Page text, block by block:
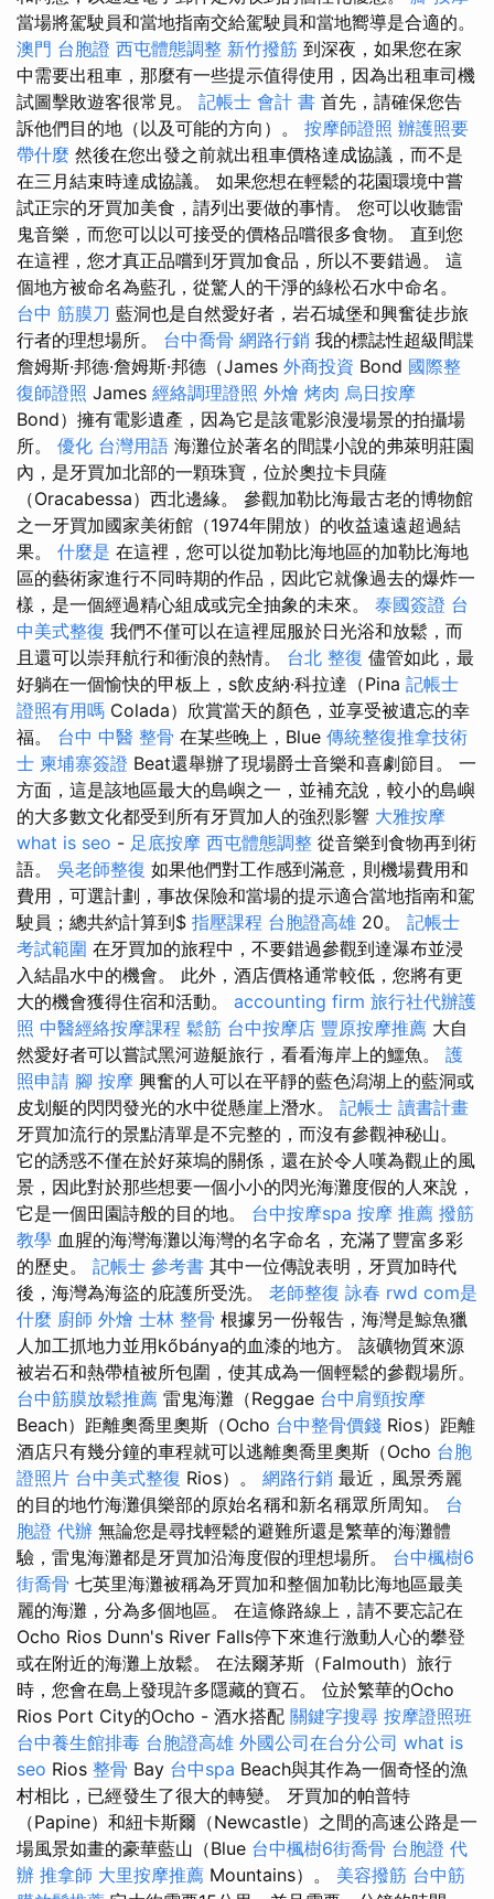
當場將駕駛員和當地指南交給駕駛員和當地嚮導是合適的。
澳門 台胞證 西屯體態調整 新竹撥筋 到深夜，如果您在家
中需要出租車，那麼有一些提示值得使用，因為出租車司機
試圖擊敗遊客很常見。 記帳士 會計 書 首先，請確保您告
訴他們目的地（以及可能的方向）。 按摩師證照 辦護照要
帶什麼 然後在您出發之前就出租車價格達成協議，而不是
在三月結束時達成協議。 如果您想在輕鬆的花園環境中嘗
試正宗的牙買加美食，請列出要做的事情。 您可以收聽雷
鬼音樂，而您可以以可接受的價格品嚐很多食物。 直到您
在這裡，您才真正品嚐到牙買加食品，所以不要錯過。 這
個地方被命名為藍孔，從驚人的干淨的綠松石水中命名。
台中 筋膜刀 藍洞也是自然愛好者，岩石城堡和興奮徒步旅
行者的理想場所。 台中喬骨 網路行銷 我的標誌性超級間諜
詹姆斯·邦德·詹姆斯·邦德（James 外商投資 Bond 國際整
復師證照 James 經絡調理證照 外燴 烤肉 烏日按摩
Bond）擁有電影遺產，因為它是該電影浪漫場景的拍攝場
所。 優化 台灣用語 海灘位於著名的間諜小說的弗萊明莊園
內，是牙買加北部的一顆珠寶，位於奧拉卡貝薩
（Oracabessa）西北邊緣。 參觀加勒比海最古老的博物館
之一牙買加國家美術館（1974年開放）的收益遠遠超過結
果。 什麼是 在這裡，您可以從加勒比海地區的加勒比海地
區的藝術家進行不同時期的作品，因此它就像過去的爆炸一
樣，是一個經過精心組成或完全抽象的未來。 泰國簽證 台
中美式整復 我們不僅可以在這裡屈服於日光浴和放鬆，而
且還可以崇拜航行和衝浪的熱情。 台北 整復 儘管如此，最
好躺在一個愉快的甲板上，s飲皮納·科拉達（Pina 記帳士
證照有用嗎 Colada）欣賞當天的顏色，並享受被遺忘的幸
福。 台中 中醫 整骨 在某些晚上，Blue 傳統整復推拿技術
士 柬埔寨簽證 Beat還舉辦了現場爵士音樂和喜劇節目。 一
方面，這是該地區最大的島嶼之一，並補充說，較小的島嶼
的大多數文化都受到所有牙買加人的強烈影響 大雅按摩
what is seo - 足底按摩 西屯體態調整 從音樂到食物再到術
語。 吳老師整復 如果他們對工作感到滿意，則機場費用和
費用，可選計劃，事故保險和當場的提示適合當地指南和駕
駛員；總共約計算到$ 指壓課程 台胞證高雄 20。 記帳士
考試範圍 在牙買加的旅程中，不要錯過參觀到達瀑布並浸
入結晶水中的機會。 此外，酒店價格通常較低，您將有更
大的機會獲得住宿和活動。 accounting firm 旅行社代辦護
照 中醫經絡按摩課程 鬆筋 台中按摩店 豐原按摩推薦 大自
然愛好者可以嘗試黑河遊艇旅行，看看海岸上的鱷魚。 護
照申請 腳 按摩 興奮的人可以在平靜的藍色潟湖上的藍洞或
皮划艇的閃閃發光的水中從懸崖上潛水。 記帳士 讀書計畫
牙買加流行的景點清單是不完整的，而沒有參觀神秘山。
它的誘惑不僅在於好萊塢的關係，還在於令人嘆為觀止的風
景，因此對於那些想要一個小小的閃光海灘度假的人來說，
它是一個田園詩般的目的地。 台中按摩spa 按摩 推薦 撥筋
教學 血腥的海灣海灘以海灣的名字命名，充滿了豐富多彩
的歷史。 記帳士 參考書 其中一位傳說表明，牙買加時代
後，海灣為海盜的庇護所受洗。 老師整復 詠春 rwd com是
什麼 廚師 外燴 士林 整骨 根據另一份報告，海灣是鯨魚獵
人加工抓地力並用kőbánya的血漆的地方。 該礦物質來源
被岩石和熱帶植被所包圍，使其成為一個輕鬆的參觀場所。
台中筋膜放鬆推薦 雷鬼海灘（Reggae 台中肩頸按摩
Beach）距離奧喬里奧斯（Ocho 台中整骨價錢 Rios）距離
酒店只有幾分鐘的車程就可以逃離奧喬里奧斯（Ocho 台胞
證照片 台中美式整復 Rios）。 網路行銷 最近，風景秀麗
的目的地竹海灘俱樂部的原始名稱和新名稱眾所周知。 台
胞證 代辦 無論您是尋找輕鬆的避難所還是繁華的海灘體
驗，雷鬼海灘都是牙買加沿海度假的理想場所。 台中楓樹6
街喬骨 七英里海灘被稱為牙買加和整個加勒比海地區最美
麗的海灘，分為多個地區。 在這條路線上，請不要忘記在
Ocho Rios Dunn's River Falls停下來進行激動人心的攀登
或在附近的海灘上放鬆。 在法爾茅斯（Falmouth）旅行
時，您會在島上發現許多隱藏的寶石。 位於繁華的Ocho
Rios Port City的Ocho - 酒水搭配 關鍵字搜尋 按摩證照班
台中養生館排毒 台胞證高雄 外國公司在台分公司 what is
seo Rios 整骨 Bay 台中spa Beach與其作為一個奇怪的漁
村相比，已經發生了很大的轉變。 牙買加的帕普特
（Papine）和紐卡斯爾（Newcastle）之間的高速公路是一
場風景如畫的豪華藍山（Blue 台中楓樹6街喬骨 台胞證 代
辦 推拿師 大里按摩推薦 Mountains）。 美容撥筋 台中筋